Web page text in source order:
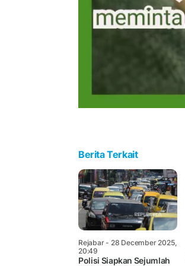
Berita Terkait
Rejabar- 28 December 2025,
20:49
Polisi Siapkan Sejumlah